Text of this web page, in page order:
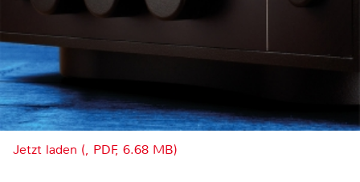
Jetzt laden (, PDF, 6.68 MB)